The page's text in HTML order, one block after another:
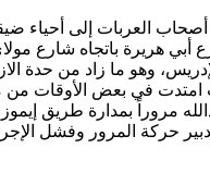
أصحاب العربات إلى أحياء
أبي هريرة باتجاه شارع
وهو ما زاد من حدة
امتدت في بعض الأوقات
مروراً بمدارة طريق
حركة المرور وفشل